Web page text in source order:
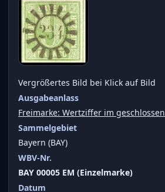
Vergrößertes Bild bei Klick auf Bild
Ausgabeanlass
Freimarke: Wertziffer im
Sammelgebiet
Bayern (BAY)
WBV-Nr.
BAY 00005 EM (Einzelmarke)
Datum